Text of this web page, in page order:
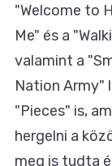
"Welcome to
Me" és a
valamint a "
Nation Army"
"Pieces" is,
hergelni a
meg is tudta